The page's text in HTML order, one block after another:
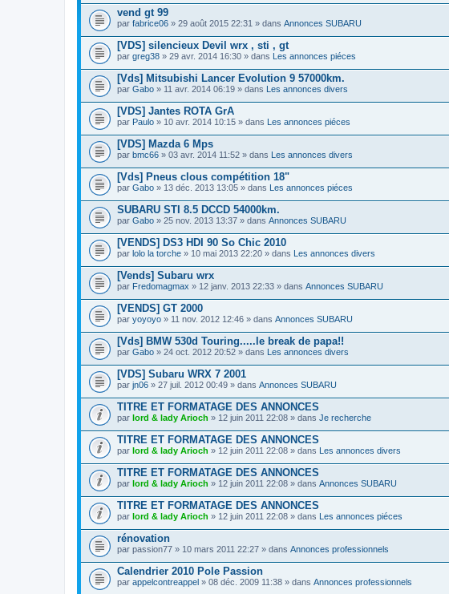
vend gt 99
par fabrice06 » 29 août 2015 22:31 » dans Annonces SUBARU
[VDS] silencieux Devil wrx , sti , gt
par greg38 » 29 avr. 2014 16:30 » dans Les annonces piéces
[Vds] Mitsubishi Lancer Evolution 9 57000km.
par Gabo » 11 avr. 2014 06:19 » dans Les annonces divers
[VDS] Jantes ROTA GrA
par Paulo » 10 avr. 2014 10:15 » dans Les annonces piéces
[VDS] Mazda 6 Mps
par bmc66 » 03 avr. 2014 11:52 » dans Les annonces divers
[Vds] Pneus clous compétition 18"
par Gabo » 13 déc. 2013 13:05 » dans Les annonces piéces
SUBARU STI 8.5 DCCD 54000km.
par Gabo » 25 nov. 2013 13:37 » dans Annonces SUBARU
[VENDS] DS3 HDI 90 So Chic 2010
par lolo la torche » 10 mai 2013 22:20 » dans Les annonces divers
[Vends] Subaru wrx
par Fredomagmax » 12 janv. 2013 22:33 » dans Annonces SUBARU
[VENDS] GT 2000
par yoyoyo » 11 nov. 2012 12:46 » dans Annonces SUBARU
[Vds] BMW 530d Touring.....le break de papa!!
par Gabo » 24 oct. 2012 20:52 » dans Les annonces divers
[VDS] Subaru WRX 7 2001
par jn06 » 27 juil. 2012 00:49 » dans Annonces SUBARU
TITRE ET FORMATAGE DES ANNONCES
par lord & lady Arioch » 12 juin 2011 22:08 » dans Je recherche
TITRE ET FORMATAGE DES ANNONCES
par lord & lady Arioch » 12 juin 2011 22:08 » dans Les annonces divers
TITRE ET FORMATAGE DES ANNONCES
par lord & lady Arioch » 12 juin 2011 22:08 » dans Annonces SUBARU
TITRE ET FORMATAGE DES ANNONCES
par lord & lady Arioch » 12 juin 2011 22:08 » dans Les annonces piéces
rénovation
par passion77 » 10 mars 2011 22:27 » dans Annonces professionnels
Calendrier 2010 Pole Passion
par appelcontreappel » 08 déc. 2009 11:38 » dans Annonces professionnels